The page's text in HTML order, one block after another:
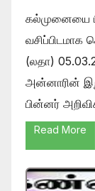
கல்முனையை
வசிப்பிடமாக
(லதா)
அன்னாரின்
பின்னர்
Read More